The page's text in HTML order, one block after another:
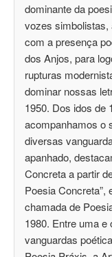
dominante da
vozes
com a presença
dos Anjos, para
rupturas
dominar nossas
1950. Dos idos de
acompanhamos o
diversas
apanhado,
Concreta a partir
Poesia Concreta”,
chamada de
1980. Entre uma
vanguardas